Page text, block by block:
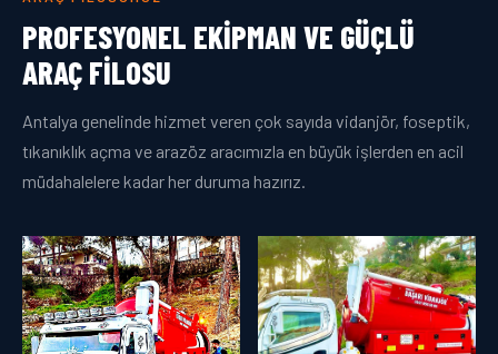
PROFESYONEL EKIPMAN VE GÜÇLÜ
ARAÇ FILOSU
Antalya genelinde hizmet veren çok sayıda vidanjör, foseptik,
tıkanıklık açma ve arazöz aracımızla en büyük işlerden en acil
müdahalelere kadar her duruma hazırız.